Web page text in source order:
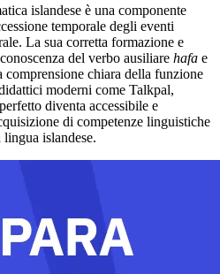
islandese è una componente
temporale degli eventi
La sua corretta formazione e
del verbo ausiliare hafa e
comprensione chiara della funzione
moderni come Talkpal,
diventa accessibile e
di competenze linguistiche
lingua islandese.